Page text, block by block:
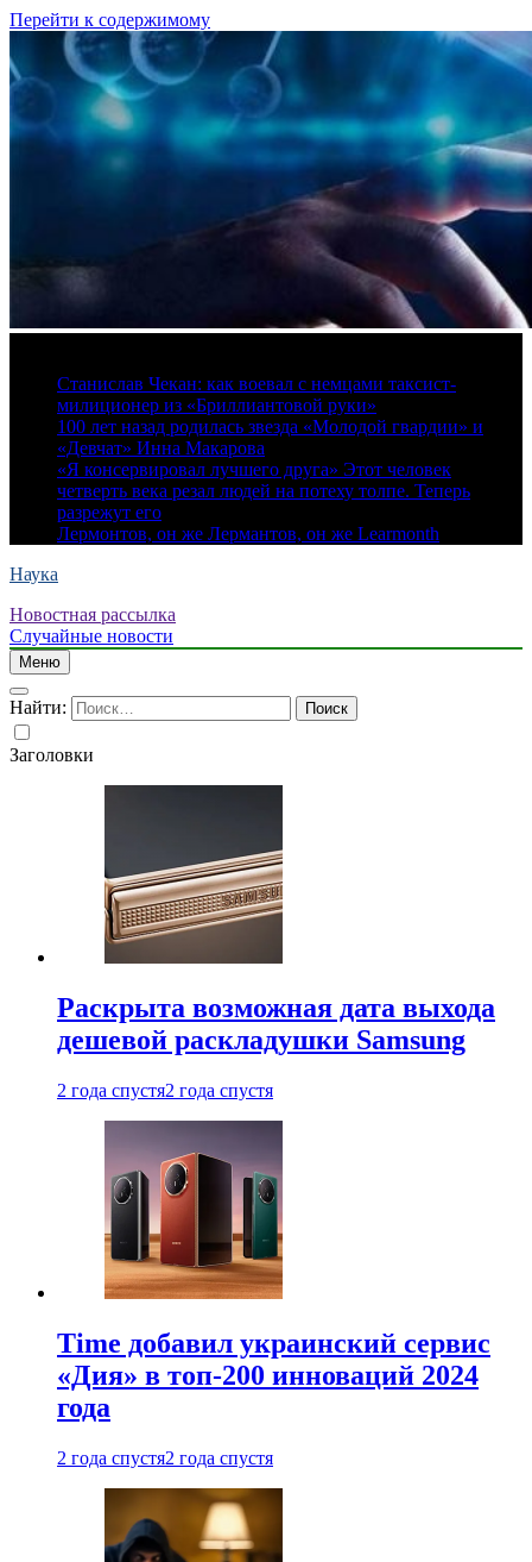
Перейти к содержимому
Станислав Чекан: как воевал с немцами таксист-
милиционер из «Бриллиантовой руки»
100 лет назад родилась звезда «Молодой гвардии» и
«Девчат» Инна Макарова
«Я консервировал лучшего друга» Этот человек
четверть века резал людей на потеху толпе. Теперь
разрежут его
Лермонтов, он же Лермантов, он же Learmonth
Наука
Новостная рассылка
Случайные новости
Меню
Найти:
Заголовки
Раскрыта возможная дата выхода
дешевой раскладушки Samsung
2 года спустя2 года спустя
Time добавил украинский сервис
«Дия» в топ-200 инноваций 2024
года
2 года спустя2 года спустя